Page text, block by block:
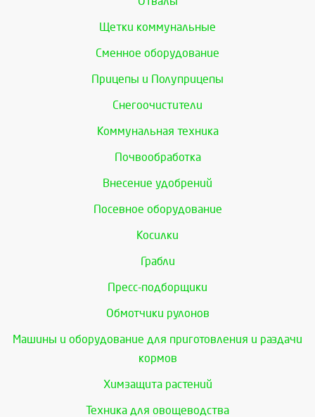
Щетки коммунальные
Сменное оборудование
Прицепы и Полуприцепы
Снегоочистители
Коммунальная техника
Почвообработка
Внесение удобрений
Посевное оборудование
Косилки
Грабли
Пресс-подборщики
Обмотчики рулонов
Машины и оборудование для приготовления и раздачи
кормов
Химзащита растений
Техника для овощеводства